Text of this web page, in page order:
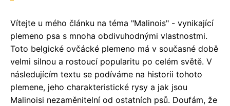
Vítejte u mého článku na téma "Malinois" - vynikající
plemeno psa s mnoha obdivuhodnými vlastnostmi.
Toto belgické ovčácké plemeno má v současné době
velmi silnou a rostoucí popularitu po celém světě. V
následujícím textu se podíváme na historii tohoto
plemene, jeho charakteristické rysy a jak jsou
Malinoisi nezaměnitelní od ostatních psů. Doufám, že